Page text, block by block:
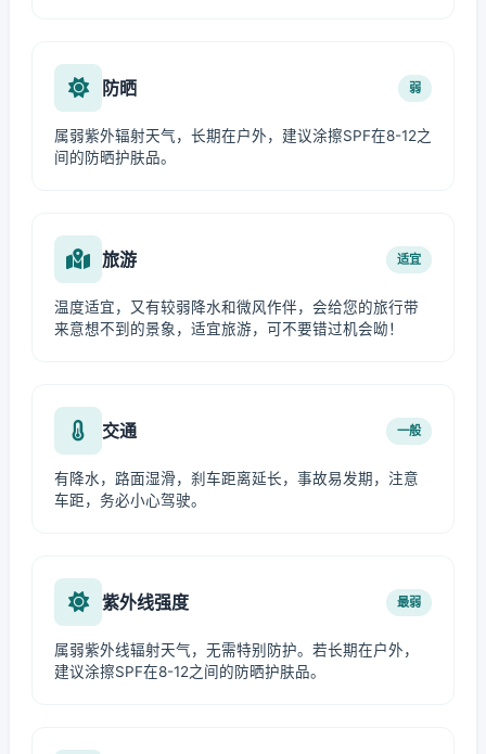
防晒 弱
属弱紫外辐射天气，长期在户外，建议涂擦SPF在8-12之
间的防晒护肤品。
旅游 适宜
温度适宜，又有较弱降水和微风作伴，会给您的旅行带
来意想不到的景象，适宜旅游，可不要错过机会呦！
交通 一般
有降水，路面湿滑，刹车距离延长，事故易发期，注意
车距，务必小心驾驶。
紫外线强度 最弱
属弱紫外线辐射天气，无需特别防护。若长期在户外，
建议涂擦SPF在8-12之间的防晒护肤品。